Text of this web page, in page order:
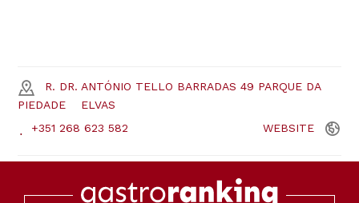
R. DR. ANTÓNIO TELLO BARRADAS 49 PARQUE DA
PIEDADE
ELVAS
+351 268 623 582
WEBSITE